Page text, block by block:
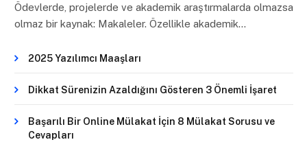
Ödevlerde, projelerde ve akademik araştırmalarda olmazsa
olmaz bir kaynak: Makaleler. Özellikle akademik…
2025 Yazılımcı Maaşları
Dikkat Sürenizin Azaldığını Gösteren 3 Önemli İşaret
Başarılı Bir Online Mülakat İçin 8 Mülakat Sorusu ve
Cevapları